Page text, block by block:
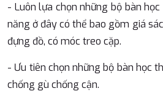
- Luôn lựa chọn những bộ bàn học
năng ở đây có thể bao gồm giá
đựng đồ, có móc treo cặp.
- Ưu tiên chọn những bộ bàn học
chống gù chống cận.